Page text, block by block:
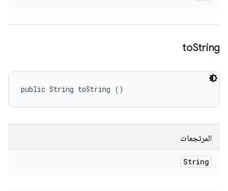
toString
public String toString ()
المرتجعات
String